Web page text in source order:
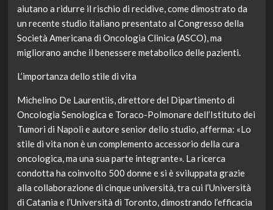
aiutano a ridurre il rischio di recidive, come dimostrato da
un recente studio italiano presentato al Congresso della
Società Americana di Oncologia Clinica (ASCO), ma
migliorano anche il benessere metabolico delle pazienti.
L’importanza dello stile di vita
Michelino De Laurentiis, direttore del Dipartimento di
Oncologia Senologica e Toraco-Polmonare dell’Istituto dei
Tumori di Napoli e autore senior dello studio, afferma: «Lo
stile di vita non è un complemento accessorio della cura
oncologica, ma una sua parte integrante». La ricerca
condotta ha coinvolto 500 donne e si è sviluppata grazie
alla collaborazione di cinque università, tra cui l’Università
di Catania e l’Università di Toronto, dimostrando l’efficacia